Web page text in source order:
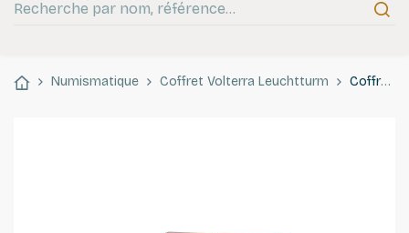
Numismatique Coffret Volterra Leuchtturm Coffret Volterra pour ranger 20 capsules Quadrum Leuchtturm.